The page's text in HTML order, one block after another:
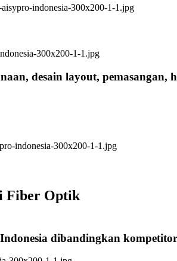
desain layout, pemasangan,
Fiber Optik
dibandingkan